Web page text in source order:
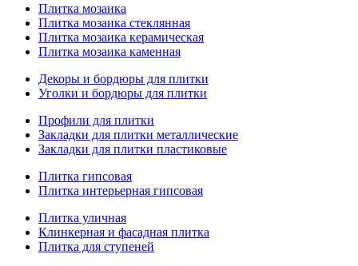
Плитка мозаика
Плитка мозаика стеклянная
Плитка мозаика керамическая
Плитка мозаика каменная
Декоры и бордюры для плитки
Уголки и бордюры для плитки
Профили для плитки
Закладки для плитки металлические
Закладки для плитки пластиковые
Плитка гипсовая
Плитка интерьерная гипсовая
Плитка уличная
Клинкерная и фасадная плитка
Плитка для ступеней